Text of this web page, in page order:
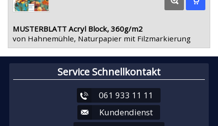
MUSTERBLATT Acryl Block, 360g/m2
von Hahnemühle, Naturpapier mit Filzmarkierung
Service Schnellkontakt
061 933 11 11
Kundendienst